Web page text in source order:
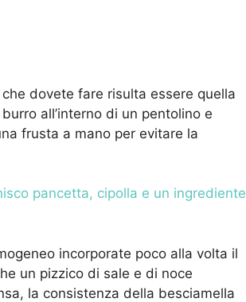
dovete fare risulta essere quella
all’interno di un pentolino e
frusta a mano per evitare la
pancetta, cipolla e un ingrediente
incorporate poco alla volta il
un pizzico di sale e di noce
la consistenza della besciamella